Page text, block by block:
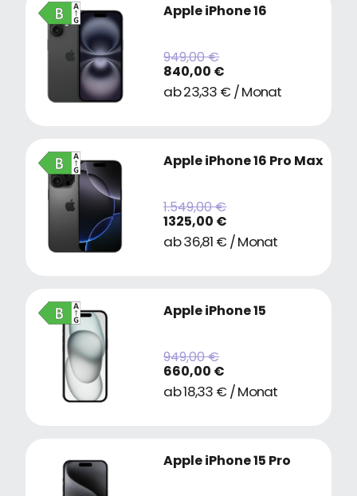
Apple iPhone 16
949,00 €
840,00 €
ab 23,33 € / Monat
Apple iPhone 16 Pro Max
1.549,00 €
1325,00 €
ab 36,81 € / Monat
Apple iPhone 15
949,00 €
660,00 €
ab 18,33 € / Monat
Apple iPhone 15 Pro